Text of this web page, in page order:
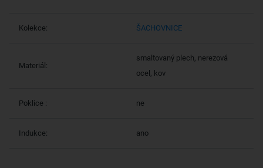
Kolekce: ŠACHOVNICE
Materiál:
smaltovaný plech, nerezová
ocel, kov
Poklice : ne
Indukce: ano